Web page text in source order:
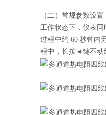
（二）常规参数设置
工作状态下，仪表
过程中约 60 秒钟内
程中，长按◄键不动